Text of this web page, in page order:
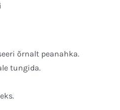
õrnalt peanahka.
tungida.